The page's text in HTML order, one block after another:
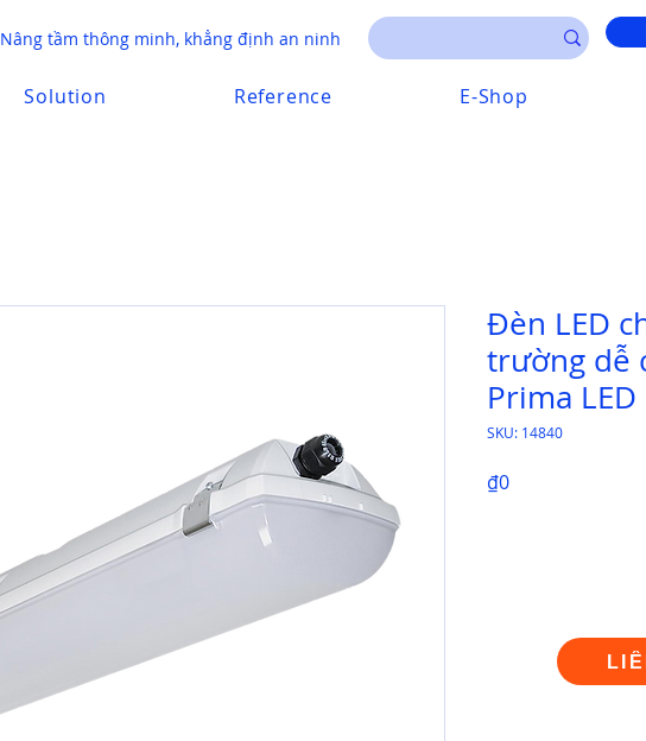
Nâng tầm thông minh, khẳng định an ninh
Solution Reference E-Shop
Đèn LED
trường dễ
Prima
SKU: 14840
₫0Price